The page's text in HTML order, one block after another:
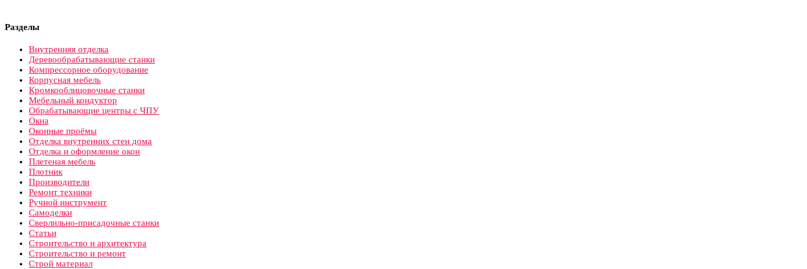
Разделы
Внутренняя отделка
Деревообрабатывающие станки
Компрессорное оборудование
Корпусная мебель
Кромкооблицовочные станки
Мебельный кондуктор
Обрабатывающие центры с ЧПУ
Окна
Оконные проёмы
Отделка внутренних стен дома
Отделка и оформление окон
Плетеная мебель
Плотник
Производители
Ремонт техники
Ручной инструмент
Самоделки
Сверлильно-присадочные станки
Статьи
Строительство и архитектура
Строительство и ремонт
Строй материал